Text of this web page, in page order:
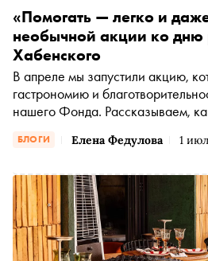
БЛОГИ Елена Федулова 1
«Помогать — легко и
необычной акции ко
Хабенского
В апреле мы запустили акцию,
гастрономию и
нашего Фонда. Рассказываем,
кафе, кофейням, бистро и